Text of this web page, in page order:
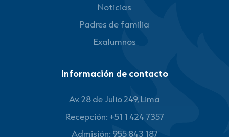
Noticias
Padres de familia
Exalumnos
Información de contacto
Av. 28 de Julio 249, Lima
Recepción: +51 1 424 7357
Admisión: 955 843 187